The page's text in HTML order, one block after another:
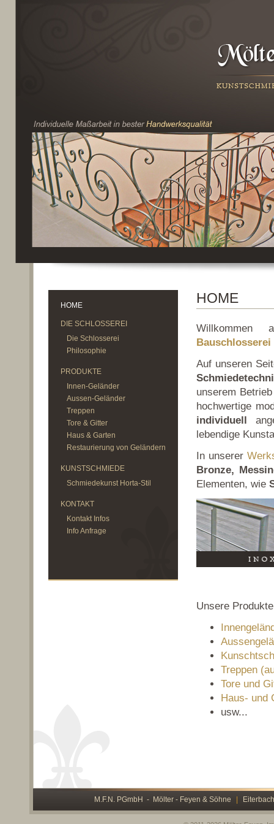
HOME
DIE SCHLOSSEREI
Die Schlosserei
Philosophie
PRODUKTE
Innen-Geländer
Aussen-Geländer
Treppen
Tore & Gitter
Haus & Garten
Restaurierung von Geländern
KUNSTSCHMIEDE
Schmiedekunst Horta-Stil
KONTAKT
Kontakt Infos
Info Anfrage
HOME
Bauschlosserei
Auf unseren
unserem
hochwertige
individuell
lebendige
In unserer
Bronze,
Elementen, wie
Unsere
Treppen
Tore und
Haus- und
usw...
M.F.N. PGmbH - Mölter - Feyen & Söhne